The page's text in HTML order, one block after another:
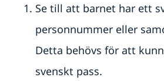
Nationellt id-kort
Hjälp kring medborgarskap
Gifta sig utomlands
Avgifter
Reseinformation
Se till att barnet har ett
personnummer eller
Detta behövs för att
svenskt pass.